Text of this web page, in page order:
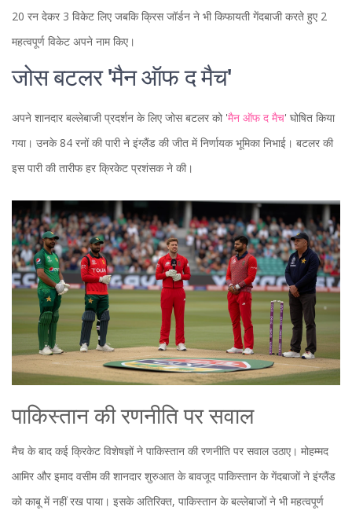
20 रन देकर 3 विकेट लिए जबकि क्रिस जॉर्डन ने भी किफायती गेंदबाजी करते हुए 2
महत्वपूर्ण विकेट अपने नाम किए।
जोस बटलर 'मैन ऑफ द मैच'
अपने शानदार बल्लेबाजी प्रदर्शन के लिए जोस बटलर को 'मैन ऑफ द मैच' घोषित किया
गया। उनके 84 रनों की पारी ने इंग्लैंड की जीत में निर्णायक भूमिका निभाई। बटलर की
इस पारी की तारीफ हर क्रिकेट प्रशंसक ने की।
पाकिस्तान की रणनीति पर सवाल
मैच के बाद कई क्रिकेट विशेषज्ञों ने पाकिस्तान की रणनीति पर सवाल उठाए। मोहम्मद
आमिर और इमाद वसीम की शानदार शुरुआत के बावजूद पाकिस्तान के गेंदबाजों ने इंग्लैंड
को काबू में नहीं रख पाया। इसके अतिरिक्त, पाकिस्तान के बल्लेबाजों ने भी महत्वपूर्ण